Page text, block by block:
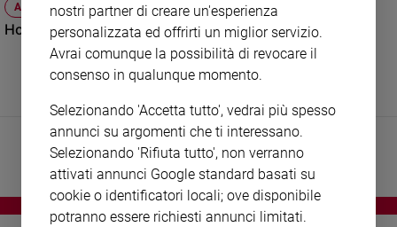
e
Creato
Volontariato
settimana
Migranti
ATTUALITÀ
Hong Kong: perché i ragazzi si ribellano
nostri partner di creare un'esperienza
personalizzata ed offrirti un miglior servizio.
Avrai comunque la possibilità di revocare il
consenso in qualunque momento.
Selezionando 'Accetta tutto', vedrai più spesso
annunci su argomenti che ti interessano.
Selezionando 'Rifiuta tutto', non verranno
attivati annunci Google standard basati su
cookie o identificatori locali; ove disponibile
potranno essere richiesti annunci limitati.